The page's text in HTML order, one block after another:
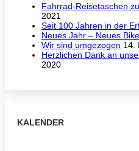
Fahrrad-Reisetaschen
2021
Seit 100 Jahren in der
Neues Jahr – Neues Bike
Wir sind umgezogen 14.
Herzlichen Dank an
2020
KALENDER